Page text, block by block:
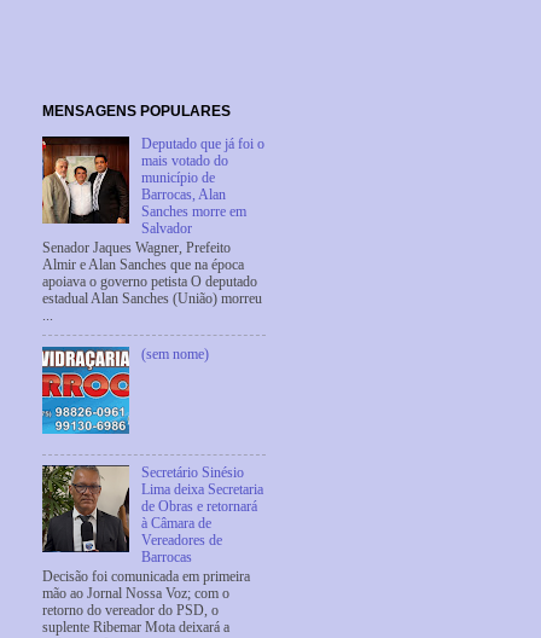
MENSAGENS POPULARES
Deputado que já foi o
mais votado do
município de
Barrocas, Alan
Sanches morre em
Salvador
Senador Jaques Wagner, Prefeito
Almir e Alan Sanches que na época
apoiava o governo petista O deputado
estadual Alan Sanches (União) morreu
...
(sem nome)
Secretário Sinésio
Lima deixa Secretaria
de Obras e retornará
à Câmara de
Vereadores de
Barrocas
Decisão foi comunicada em primeira
mão ao Jornal Nossa Voz; com o
retorno do vereador do PSD, o
suplente Ribemar Mota deixará a